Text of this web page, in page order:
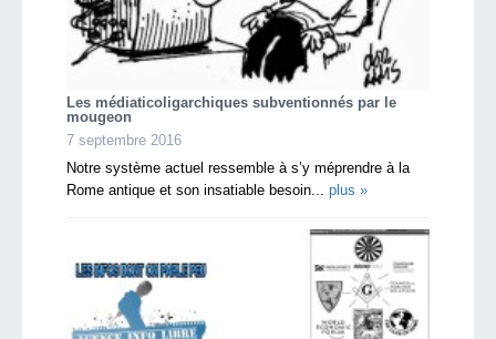
Les médiaticoligarchiques subventionnés par le
mougeon
7 septembre 2016
Notre système actuel ressemble à s’y méprendre à la
Rome antique et son insatiable besoin... plus »